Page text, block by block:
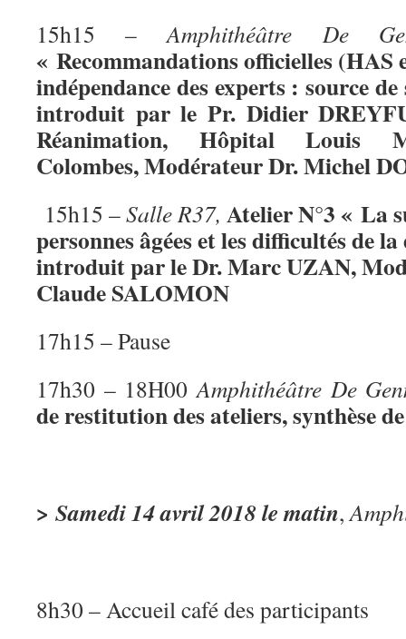
15h15 –Amphithéâtre De
« Recommandations officielles (HAS
indépendance des experts : source
introduit par le Pr. Didier
Réanimation, Hôpital Louis
Colombes, Modérateur Dr. Michel
15h15 –Salle R37, Atelier N°3 « La
personnes âgées et les difficultés de
introduit par le Dr. Marc UZAN,
Claude SALOMON
17h15 – Pause
17h30 – 18H00Amphithéâtre De
de restitution des ateliers, synthèse
> Samedi 14 avril 2018 le matin,
8h30 – Accueil café des participants